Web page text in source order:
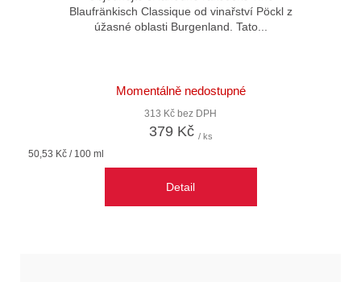
Blaufränkisch Classique od vinařství Pöckl z
úžasné oblasti Burgenland. Tato...
Momentálně nedostupné
313 Kč bez DPH
379 Kč / ks
Měrná
50,53 Kč / 100 ml
Detail